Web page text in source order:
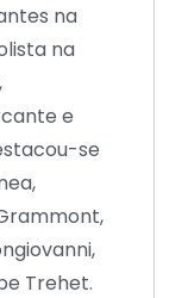
na
na
e
se
Trehet.